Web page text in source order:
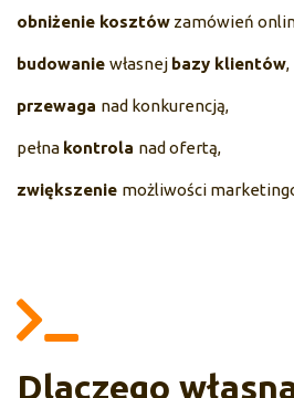
obniżenie kosztów zamówień
budowanie własnej bazy klientów,
przewaga nad konkurencją,
pełna kontrola nad ofertą,
zwiększenie możliwości
Dlaczego